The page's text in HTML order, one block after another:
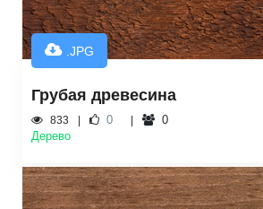
.JPG
Грубая древесина
833 0
0
Дерево